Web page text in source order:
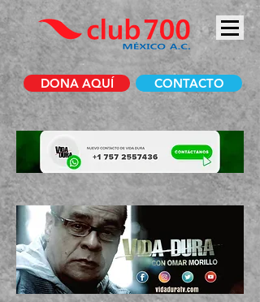
DONA AQUÍ CONTACTO